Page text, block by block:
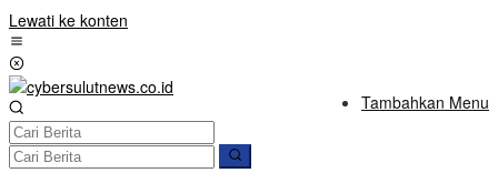
Lewati ke konten
Tambahkan Menu